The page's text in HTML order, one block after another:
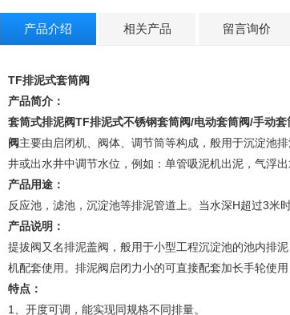
产品介绍 相关产品 留言询价
TF排泥式套筒阀
产品简介：
套筒式排泥阀TF排泥式不锈钢套筒阀/电动套筒阀/手动
阀主要由启闭机、阀体、调节筒等构成，般用于沉淀池
井或出水井中调节水位，例如：单管吸泥机出泥，气浮出
产品用途：
反应池，滤池，沉淀池等排泥管道上。当水深H超过3米
产品说明：
提拔阀又名排泥盖阀，般用于小型工程沉淀池的池内排
机配套使用。排泥阀启闭力小的可直接配套加长手轮使
特点：
1、开度可调，能实现同规格不同排量。